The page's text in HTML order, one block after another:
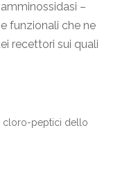
–
funzionali che ne
recettori sui quali
cloro-peptici dello